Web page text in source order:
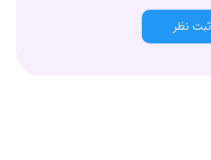
ثبت نظر